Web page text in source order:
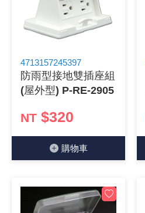
4713157245397
防雨型接地雙插座組
(屋外型) P-RE-2905
NT $320
購物⾞